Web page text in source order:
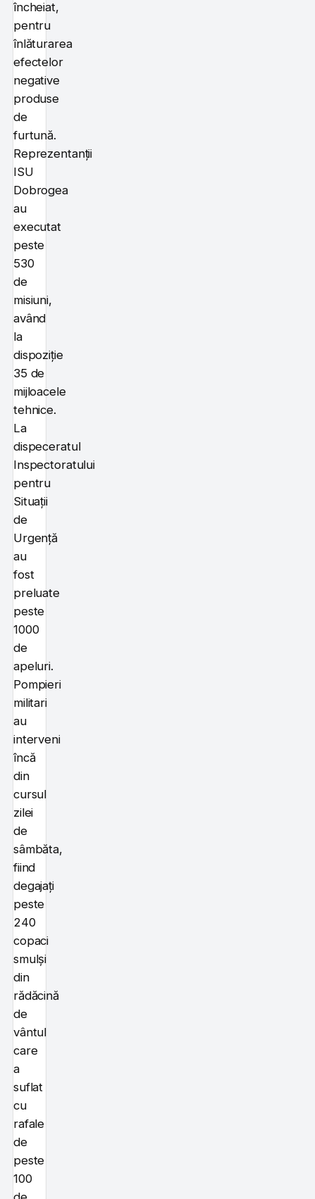
încheiat,
pentru
înlăturarea
efectelor
negative
produse
de
furtună.
Reprezentanții
ISU
Dobrogea
au
executat
peste
530
de
misiuni,
având
la
dispoziție
35 de
mijloacele
tehnice.
La
dispeceratul
Inspectoratului
pentru
Situații
de
Urgență
au
fost
preluate
peste
1000
de
apeluri.
Pompieri
militari
au
interveni
încă
din
cursul
zilei
de
sâmbăta,
fiind
degajați
peste
240
copaci
smulși
din
rădăcină
de
vântul
care
a
suflat
cu
rafale
de
peste
100